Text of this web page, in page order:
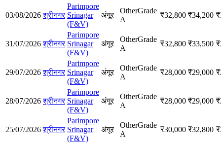
03/08/2026 श्रीनगर
Parimpore
Srinagar
(F&V)
अंगूर
OtherGrade
A
₹32,800 ₹34,200 ₹
31/07/2026 श्रीनगर
Parimpore
Srinagar
(F&V)
अंगूर
OtherGrade
A
₹32,800 ₹33,500 ₹
29/07/2026 श्रीनगर
Parimpore
Srinagar
(F&V)
अंगूर
OtherGrade
A
₹28,000 ₹29,000 ₹
28/07/2026 श्रीनगर
Parimpore
Srinagar
(F&V)
अंगूर
OtherGrade
A
₹28,000 ₹29,000 ₹
25/07/2026 श्रीनगर
Parimpore
Srinagar
(F&V)
अंगूर
OtherGrade
A
₹30,000 ₹32,800 ₹